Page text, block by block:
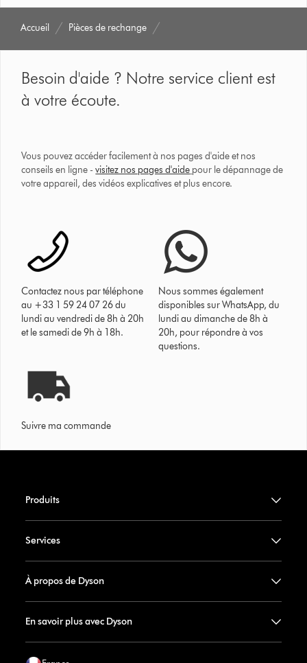
Accueil Pièces de rechange
Besoin d'aide ? Notre service client est
à votre écoute.
Vous pouvez accéder facilement à nos pages d'aide et nos
conseils en ligne -visitez nos pages d'aide pour le dépannage de
votre appareil, des vidéos explicatives et plus encore.
Contactez nous par téléphone
au +33 1 59 24 07 26 du
lundi au vendredi de 8h à 20h
et le samedi de 9h à 18h.
Nous sommes également
disponibles sur WhatsApp, du
lundi au dimanche de 8h à
20h, pour répondre à vos
questions.
Suivre ma commande
Produits
Services
À propos de Dyson
En savoir plus avec Dyson